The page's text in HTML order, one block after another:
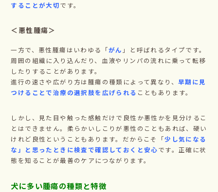
することが大切です。
＜悪性腫瘍＞
一方で、悪性腫瘍はいわゆる「がん 」と呼ばれるタイプです。
周囲の組織に入り込んだり、血液やリンパの流れに乗って転移
したりすることがあります。
進行の速さや広がり方は腫瘍の種類によって異なり、早期に見
つけることで治療の選択肢を広げられる こともあります。
しかし、見た目や触った感触だけで良性か悪性かを見分けるこ
とはできません。柔らかいしこりが悪性のこともあれば、硬い
けれど良性ということもあります。だからこそ「少し気になる
な」と思ったときに検査で確認しておくと安心です。正確に状
態を知ることが最善のケアにつながります。
犬に多い腫瘍の種類と特徴